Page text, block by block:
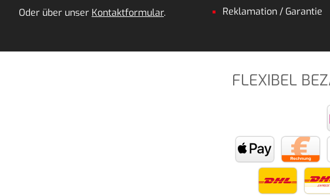
Oder über unser Kontaktformular.
Reklamation / Garantie
FLEXIBEL